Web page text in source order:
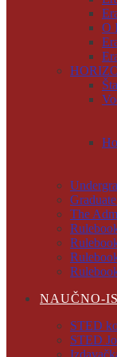
O
The
NAUČNO-
STED
STED